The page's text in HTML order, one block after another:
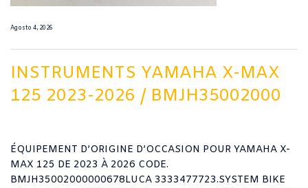
Agosto 4, 2026
INSTRUMENTS YAMAHA X-MAX
125 2023-2026 / BMJH35002000
ÉQUIPEMENT D’ORIGINE D’OCCASION POUR YAMAHA X-
MAX 125 DE 2023 À 2026 CODE.
BMJH35002000000678LUCA 3333477723.SYSTEM BIKE